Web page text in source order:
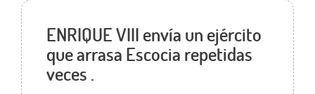
ENRIQUE VIII envía un ejército
que arrasa Escocia repetidas
veces .